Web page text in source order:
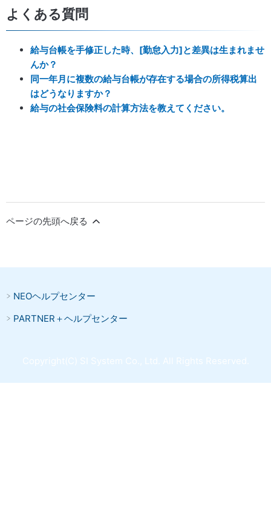
よくある質問
給与台帳を手修正した時、[勤怠入力]と差異は生まれませ
んか？
同一年月に複数の給与台帳が存在する場合の所得税算出
はどうなりますか？
給与の社会保険料の計算方法を教えてください。
ページの先頭へ戻る
NEOヘルプセンター
PARTNER＋ヘルプセンター
Copyright(C) SI System Co., Ltd. All Rights Reserved.